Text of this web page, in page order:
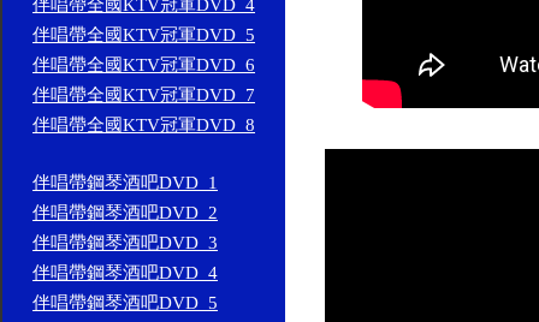
伴唱帶全國KTV冠軍DVD_4
伴唱帶全國KTV冠軍DVD_5
伴唱帶全國KTV冠軍DVD_6
伴唱帶全國KTV冠軍DVD_7
伴唱帶全國KTV冠軍DVD_8
伴唱帶鋼琴酒吧DVD_1
伴唱帶鋼琴酒吧DVD_2
伴唱帶鋼琴酒吧DVD_3
伴唱帶鋼琴酒吧DVD_4
伴唱帶鋼琴酒吧DVD_5